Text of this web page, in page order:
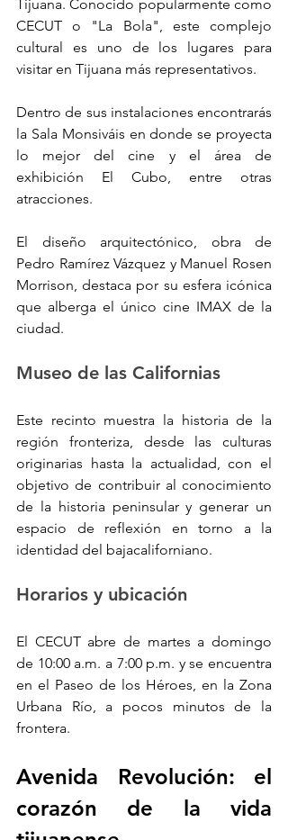
Tijuana. Conocido popularmente como
CECUT o "La Bola", este complejo
cultural es uno de los lugares para
visitar en Tijuana más representativos.
Dentro de sus instalaciones encontrarás
la Sala Monsiváis en donde se proyecta
lo mejor del cine y el área de
exhibición El Cubo, entre otras
atracciones.
El diseño arquitectónico, obra de
Pedro Ramírez Vázquez y Manuel Rosen
Morrison, destaca por su esfera icónica
que alberga el único cine IMAX de la
ciudad.
Museo de las Californias
Este recinto muestra la historia de la
región fronteriza, desde las culturas
originarias hasta la actualidad, con el
objetivo de contribuir al conocimiento
de la historia peninsular y generar un
espacio de reflexión en torno a la
identidad del bajacaliforniano.
Horarios y ubicación
El CECUT abre de martes a domingo
de 10:00 a.m. a 7:00 p.m. y se encuentra
en el Paseo de los Héroes, en la Zona
Urbana Río, a pocos minutos de la
frontera.
Avenida Revolución: el
corazón de la vida